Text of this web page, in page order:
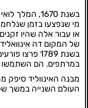
מי שנפצעו בזמן
או עבור אלה שהיו
של המקום דה
בשנת 1789
במרתפים. הם השתמשו
מבנה האינווליד
העולם השנייה במשך